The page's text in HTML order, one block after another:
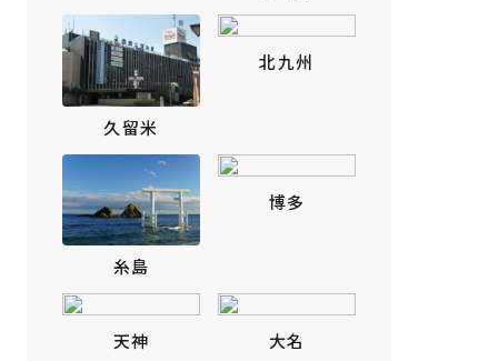
久留米
北九州
糸島
博多
天神 大名